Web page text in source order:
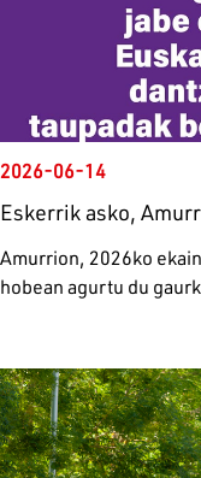
2026-06-14
Eskerrik asko,
Amurrion, 2026ko
hobean agurtu du